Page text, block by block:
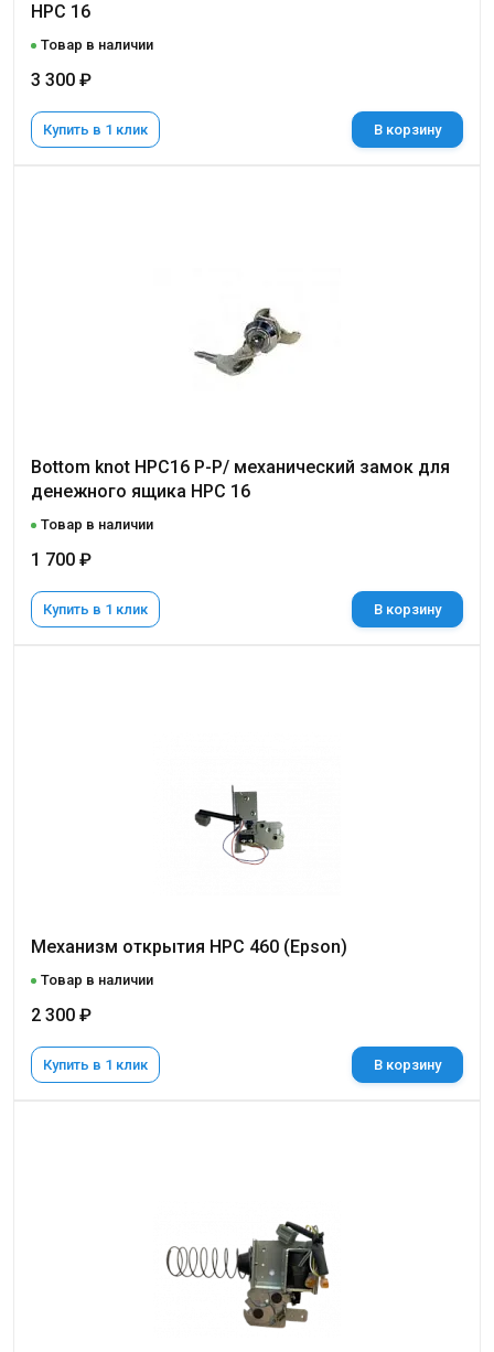
НРС 16
Товар в наличии
3 300 ₽
Купить в 1 клик В корзину
Bottom knot HPC16 P-P/ механический замок для
денежного ящика НРС 16
Товар в наличии
1 700 ₽
Купить в 1 клик В корзину
Механизм открытия НРС 460 (Epson)
Товар в наличии
2 300 ₽
Купить в 1 клик В корзину